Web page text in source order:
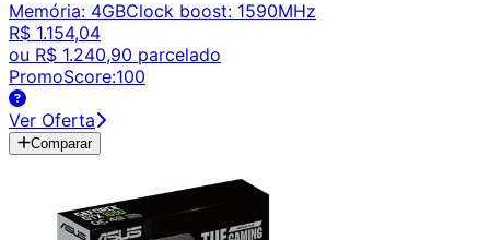
Memória: 4GBClock boost: 1590MHz
R$ 1.154,04
ou R$ 1.240,90 parcelado
PromoScore:100
Ver Oferta
Comparar